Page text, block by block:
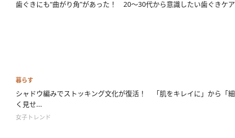
歯ぐきにも“曲がり角”があった！ 20～30代から意識したい歯ぐきケア
暮らす
シャドウ編みでストッキング文化が復活！ 「肌をキレイに」から「細
く見せ...
女子トレンド